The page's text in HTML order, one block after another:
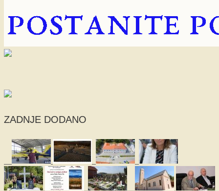
ZADNJE DODANO